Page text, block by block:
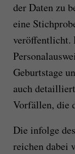
der Daten zu
eine
veröffentlicht.
Geburtstage
auch
Vorfällen, die
Die infolge
reichen dabei